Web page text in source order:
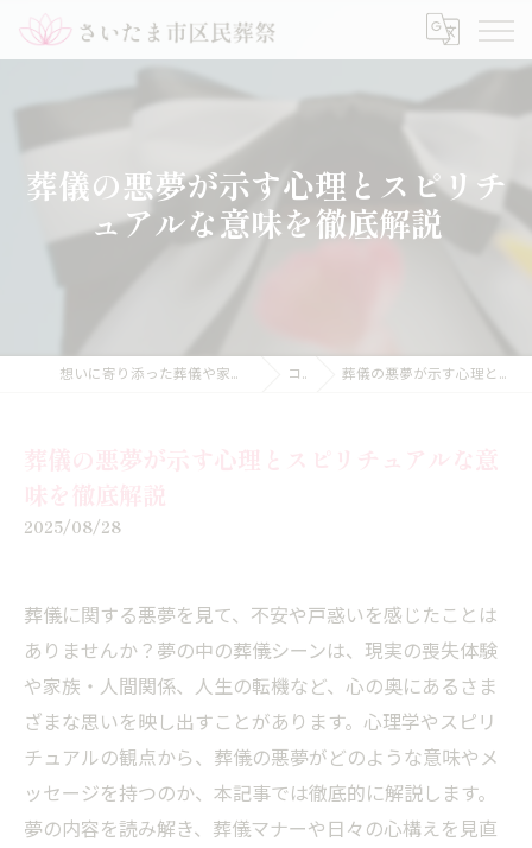
葬儀の悪夢が示す心理とスピリチ
ュアルな意味を徹底解説
想いに寄り添った葬儀や家族葬のことなら【さいたま市区民葬祭】 コラム 葬儀の悪夢が示す心理とスピリチュアルな意味を徹底解説
2025/08/28
葬儀に関する悪夢を見て、不安や戸惑いを感じたことは
ありませんか？夢の中の葬儀シーンは、現実の喪失体験
や家族・人間関係、人生の転機など、心の奥にあるさま
ざまな思いを映し出すことがあります。心理学やスピリ
チュアルの観点から、葬儀の悪夢がどのような意味やメ
ッセージを持つのか、本記事では徹底的に解説します。
夢の内容を読み解き、葬儀マナーや日々の心構えを見直